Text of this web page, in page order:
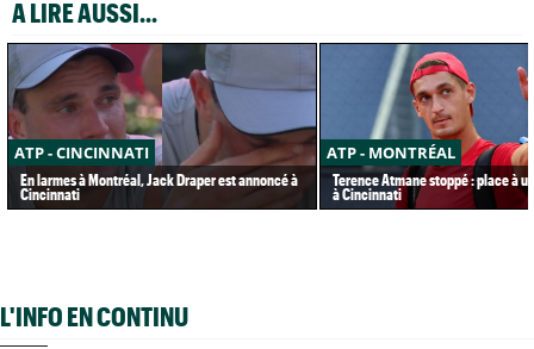
A LIRE AUSSI...
ATP - CINCINNATI
En larmes à Montréal, Jack Draper est annoncé à
Cincinnati
ATP - MONTRÉAL
Terence Atmane stoppé : place à
à Cincinnati
L'INFO EN CONTINU